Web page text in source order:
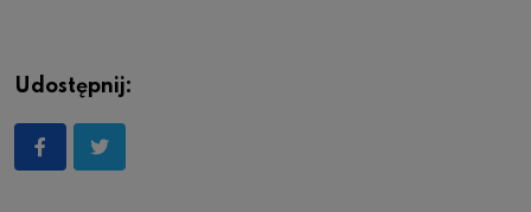
Udostępnij: